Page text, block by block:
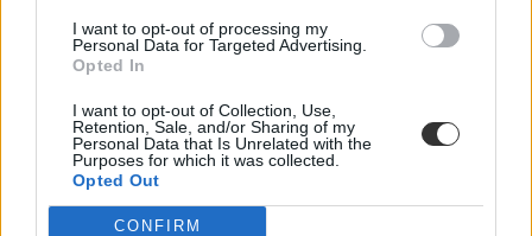
I want to opt-out of processing my
Personal Data for Targeted Advertising.
Opted In
I want to opt-out of Collection, Use,
Retention, Sale, and/or Sharing of my
Personal Data that Is Unrelated with the
Purposes for which it was collected.
Opted Out
CONFIRM